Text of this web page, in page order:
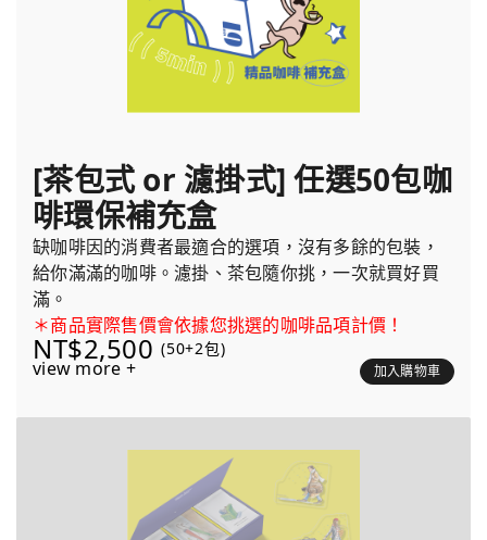
[茶包式 or 濾掛式] 任選50包咖
啡環保補充盒
缺咖啡因的消費者最適合的選項，沒有多餘的包裝，
給你滿滿的咖啡。濾掛、茶包隨你挑，一次就買好買
滿。
＊商品實際售價會依據您挑選的咖啡品項計價！
NT$2,500 (50+2包)
view more + 加入購物車